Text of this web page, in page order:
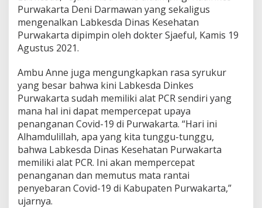
Purwakarta Deni Darmawan yang sekaligus
mengenalkan Labkesda Dinas Kesehatan
Purwakarta dipimpin oleh dokter Sjaeful, Kamis 19
Agustus 2021.
Ambu Anne juga mengungkapkan rasa syrukur
yang besar bahwa kini Labkesda Dinkes
Purwakarta sudah memiliki alat PCR sendiri yang
mana hal ini dapat mempercepat upaya
penanganan Covid-19 di Purwakarta. “Hari ini
Alhamdulillah, apa yang kita tunggu-tunggu,
bahwa Labkesda Dinas Kesehatan Purwakarta
memiliki alat PCR. Ini akan mempercepat
penanganan dan memutus mata rantai
penyebaran Covid-19 di Kabupaten Purwakarta,”
ujarnya.